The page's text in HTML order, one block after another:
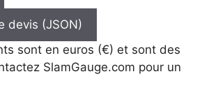
devis (JSON)
sont en euros (€) et sont des
SlamGauge.com pour un